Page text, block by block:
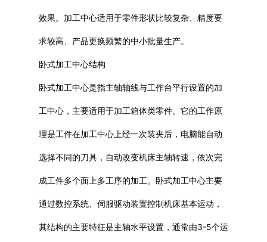
效果。加工中心适用于零件形状比较复杂、精度要
求较高、产品更换频繁的中小批量生产。
卧式加工中心结构
卧式加工中心是指主轴轴线与工作台平行设置的加
工中心，主要适用于加工箱体类零件。它的工作原
理是工件在加工中心上经一次装夹后，电脑能自动
选择不同的刀具，自动改变机床主轴转速，依次完
成工件多个面上多工序的加工。卧式加工中心主要
通过数控系统、伺服驱动装置控制机床基本运动，
其结构的主要特征是主轴水平设置，通常由3-5个运